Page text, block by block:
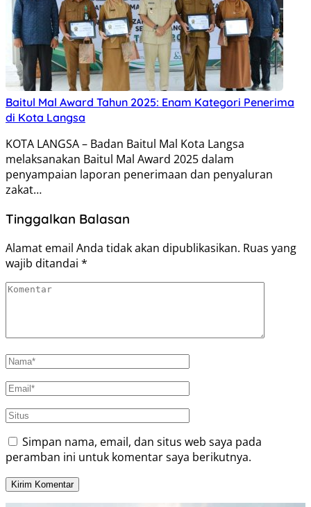
Baitul Mal Award Tahun 2025: Enam Kategori Penerima
di Kota Langsa
KOTA LANGSA – Badan Baitul Mal Kota Langsa
melaksanakan Baitul Mal Award 2025 dalam
penyampaian laporan penerimaan dan penyaluran
zakat…
Tinggalkan Balasan
Alamat email Anda tidak akan dipublikasikan. Ruas yang
wajib ditandai *
Simpan nama, email, dan situs web saya pada
peramban ini untuk komentar saya berikutnya.